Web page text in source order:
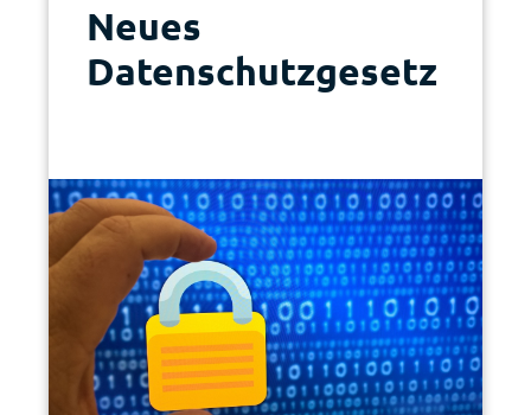
Neues
Datenschutzgesetz